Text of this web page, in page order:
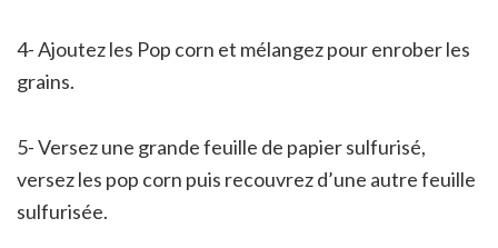
4- Ajoutez les Pop corn et mélangez pour enrober les
grains.
5- Versez une grande feuille de papier sulfurisé,
versez les pop corn puis recouvrez d’une autre feuille
sulfurisée.